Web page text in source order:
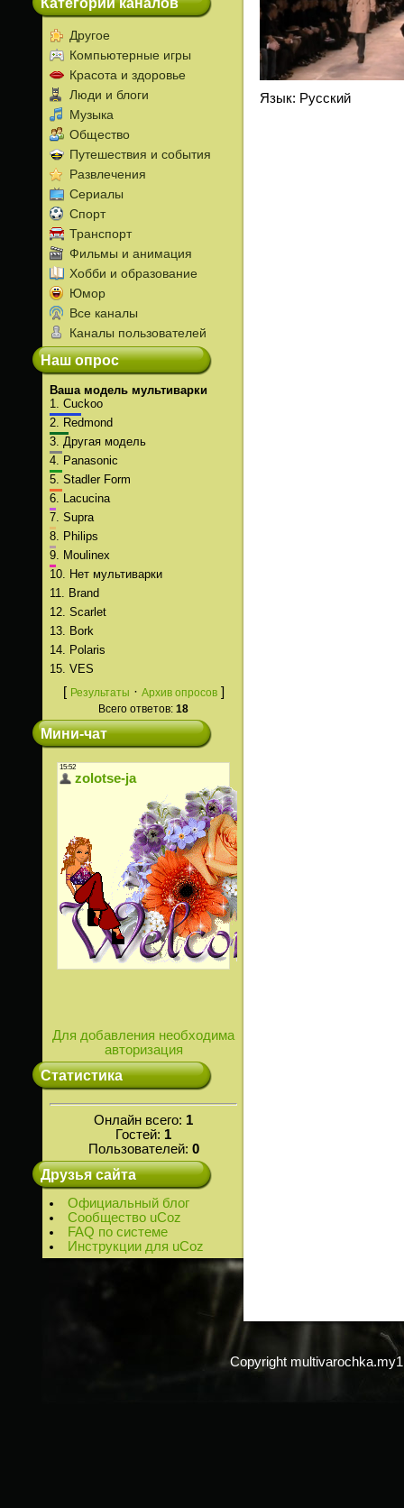
Категории каналов
Другое
Компьютерные игры
Красота и здоровье
Люди и блоги
Музыка
Общество
Путешествия и события
Развлечения
Сериалы
Спорт
Транспорт
Фильмы и анимация
Хобби и образование
Юмор
Все каналы
Каналы пользователей
Наш опрос
Ваша модель мультиварки
1. Cuckoo
2.
Redmond
3. Другая модель
4.
Panasonic
5. Stadler Form
6.
Lacucina
7. Supra
8.
Philips
9.
Moulinex
10.
Нет мультиварки
11.
Brand
12. Scarlet
13.
Bork
14.
Polaris
15. VES
[ Результаты · Архив опросов]
Всего ответов: 18
Мини-чат
Для добавления необходима
авторизация
Статистика
Онлайн всего: 1
Гостей: 1
Пользователей: 0
Друзья сайта
Официальный блог
Сообщество uCoz
FAQ по системе
Инструкции для uCoz
Язык: Русский
Copyright